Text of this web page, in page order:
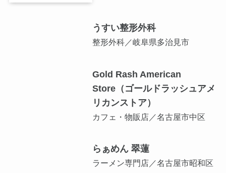
うすい整形外科
整形外科／岐阜県多治見市
Gold Rash American
Store（ゴールドラッシュアメ
リカンストア）
カフェ・物販店／名古屋市中区
らぁめん 翠蓮
ラーメン専門店／名古屋市昭和区